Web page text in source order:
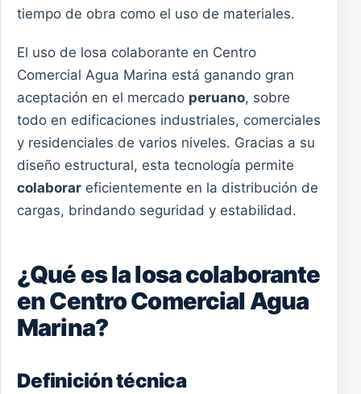
tiempo de obra como el uso de materiales.
El uso de losa colaborante en Centro
Comercial Agua Marina está ganando gran
aceptación en el mercado peruano, sobre
todo en edificaciones industriales, comerciales
y residenciales de varios niveles. Gracias a su
diseño estructural, esta tecnología permite
colaborar eficientemente en la distribución de
cargas, brindando seguridad y estabilidad.
¿Qué es la losa colaborante
en Centro Comercial Agua
Marina?
Definición técnica